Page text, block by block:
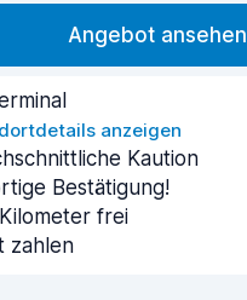
Angebot ansehen
anzeigen
Kaution
Bestätigung!
frei
zahlen